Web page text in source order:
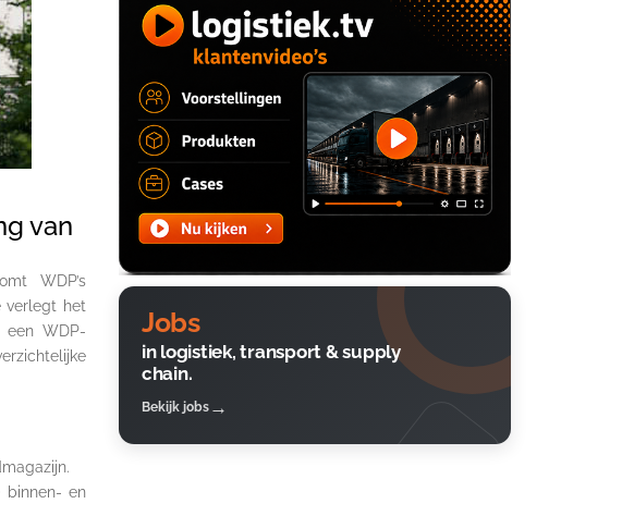
van
WDP’s
verlegt het
een WDP-
binnen- en
Jobs
in logistiek, transport & supply
chain.
Bekijk jobs